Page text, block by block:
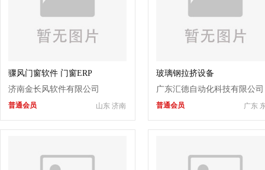
骤风门窗软件 门窗ERP
济南金长风软件有限公司
山东 济南
普通会员
玻璃钢拉挤设备
广东汇德自动化科技有限公司
广东
普通会员